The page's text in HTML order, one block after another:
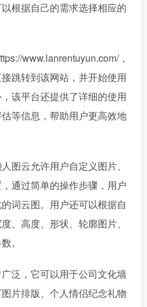
根据自己的需求选择相应的
www.lanrentuyun.com/，
跳转到该网站，并开始使用
该平台还提供了详细的使用
等信息，帮助用户更高效地
图云允许用户自定义图片、
通过简单的操作步骤，用户
词云图。用户还可以根据自
、高度、形状、轮廓图片、
。
泛，它可以用于公司文化墙
片排版、个人情侣纪念礼物